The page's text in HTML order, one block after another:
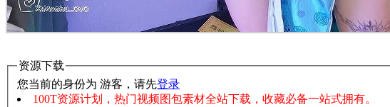
资源下载
您当前的身份为 游客，请先登录
100T资源计划，热门视频图包素材全站下载，收藏必备一站式拥有。